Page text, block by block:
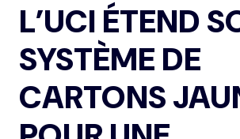
L’UCI ÉTEND
SYSTÈME DE
CARTONS